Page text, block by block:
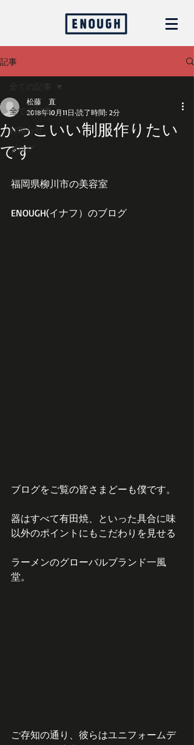
記事
全ての記事
お知らせ
ブログ
全ての記事
かっこいい制服作りたい
です
松藤 直
2018年10月11日 読了時間: 2分
福岡県柳川市の美容室
ENOUGH(イナフ）のブログ
ブログをご覧の皆さまどーも僕です。
器はすべて有田焼、といった具合に味
以外のポイントにもこだわりを見せる
ラーメンのグローバルブランド一風
堂。
ご存知の通り、彼らはユニフォームデ